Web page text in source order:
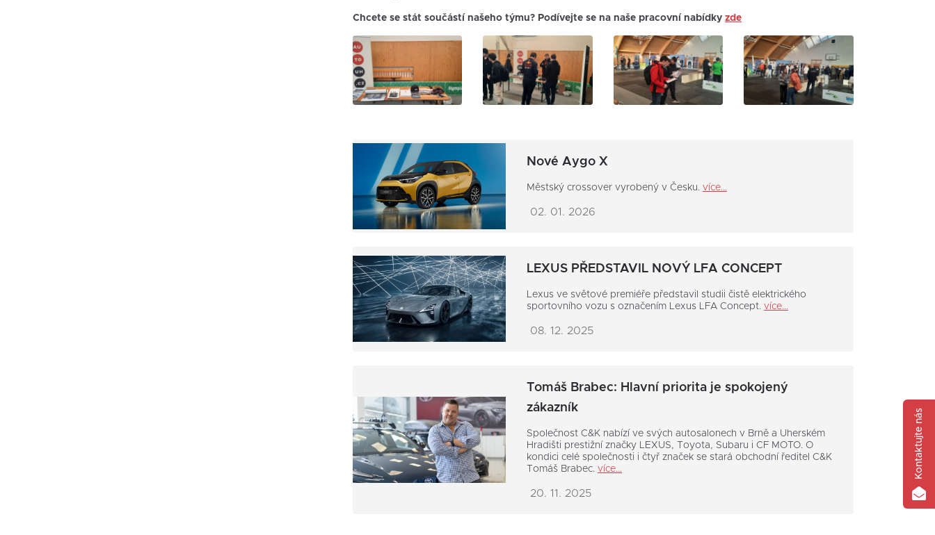
Chcete se stát součástí našeho týmu? Podívejte se na naše pracovní nabídky zde
Nové Aygo X
Městský crossover vyrobený v Česku. více...
02. 01. 2026
LEXUS PŘEDSTAVIL NOVÝ LFA CONCEPT
Lexus ve světové premiéře představil studii čistě elektrického
sportovního vozu s označením Lexus LFA Concept. více...
08. 12. 2025
Tomáš Brabec: Hlavní priorita je spokojený
zákazník
Společnost C&K nabízí ve svých autosalonech v Brně a Uherském
Hradišti prestižní značky LEXUS, Toyota, Subaru i CF MOTO. O
kondici celé společnosti i čtyř značek se stará obchodní ředitel C&K
Tomáš Brabec. více...
20. 11. 2025
Kontaktujte nás